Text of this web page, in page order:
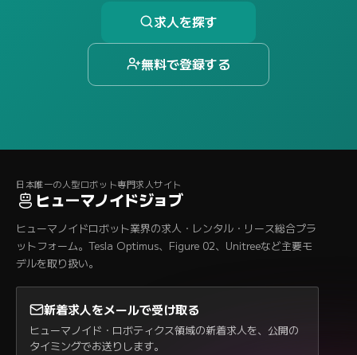
求人を探す
無料で登録する
日本唯一の人型ロボット専門求人サイト
ヒューマノイドジョブ
ヒューマノイドロボット業界の求人・レンタル・リース総合プラ
ットフォーム。Tesla Optimus、Figure 02、Unitreeなど主要モ
デルを取り扱い。
新着求人をメールで受け取る
ヒューマノイド・ロボティクス領域の新着求人を、公開の
タイミングでお送りします。